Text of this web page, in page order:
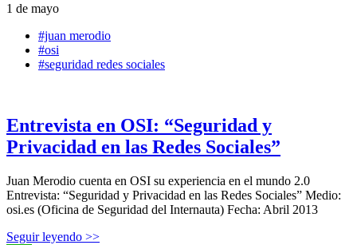
1 de mayo
#juan merodio
#osi
#seguridad redes sociales
Entrevista en OSI: “Seguridad y
Privacidad en las Redes Sociales”
Juan Merodio cuenta en OSI su experiencia en el mundo 2.0
Entrevista: “Seguridad y Privacidad en las Redes Sociales” Medio:
osi.es (Oficina de Seguridad del Internauta) Fecha: Abril 2013
Seguir leyendo >>